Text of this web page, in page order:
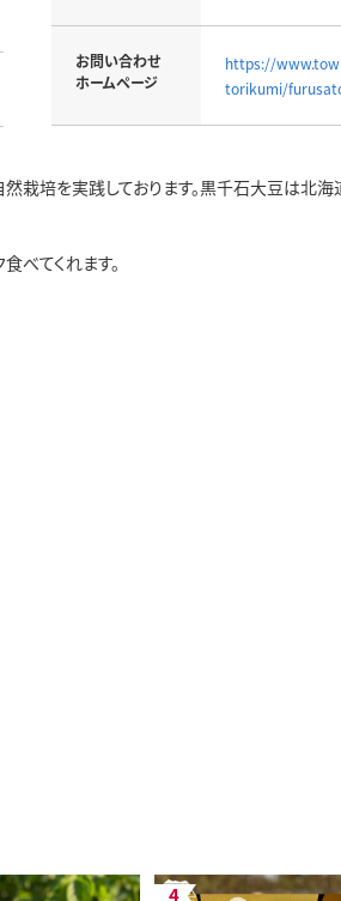
お問い合わせ
ホームページ
https://
torikumi/
培を実践しております。黒千石大豆は北海
べてくれます。